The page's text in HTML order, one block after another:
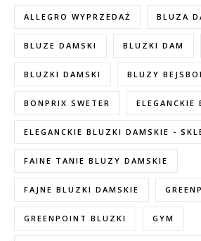
ALLEGRO WYPRZEDAŻ BLUZA
BLUZE DAMSKI BLUZKI DAM
BLUZKI DAMSKI BLUZY
BONPRIX SWETER ELEGANCKIE
ELEGANCKIE BLUZKI DAMSKIE -
FAINE TANIE BLUZY DAMSKIE
FAJNE BLUZKI DAMSKIE
GREENPOINT BLUZKI GYM